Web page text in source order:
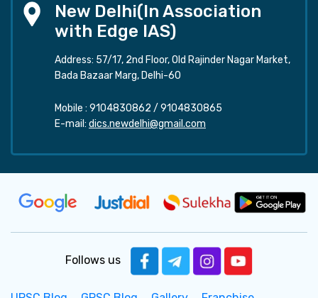
New Delhi(In Association
with Edge IAS)
Address: 57/17, 2nd Floor, Old Rajinder Nagar Market,
Bada Bazaar Marg, Delhi-60
Mobile : 9104830862 / 9104830865
E-mail: dics.newdelhi@gmail.com
Follows us